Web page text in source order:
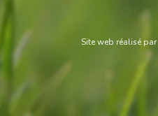
Site web réalisé par